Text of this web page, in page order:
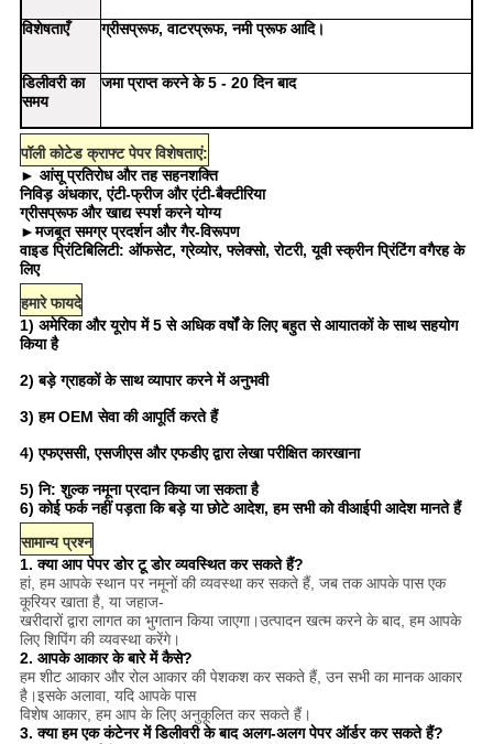
विशेषताएँ ग्रीसप्रूफ, वाटरप्रूफ, नमी प्रूफ आदि।
डिलीवरी का
समय
जमा प्राप्त करने के 5 - 20 दिन बाद
पॉली कोटेड क्राफ्ट पेपर विशेषताएं:
► आंसू प्रतिरोध और तह सहनशक्ति
निविड़ अंधकार, एंटी-फ्रीज और एंटी-बैक्टीरिया
ग्रीसप्रूफ और खाद्य स्पर्श करने योग्य
►मजबूत समग्र प्रदर्शन और गैर-विरूपण
वाइड प्रिंटिबिलिटी: ऑफसेट, ग्रेव्योर, फ्लेक्सो, रोटरी, यूवी स्क्रीन प्रिंटिंग वगैरह के
लिए
हमारे फायदे
1) अमेरिका और यूरोप में 5 से अधिक वर्षों के लिए बहुत से आयातकों के साथ सहयोग
किया है
2) बड़े ग्राहकों के साथ व्यापार करने में अनुभवी
3) हम OEM सेवा की आपूर्ति करते हैं
4) एफएससी, एसजीएस और एफडीए द्वारा लेखा परीक्षित कारखाना
5) नि: शुल्क नमूना प्रदान किया जा सकता है
6) कोई फर्क नहीं पड़ता कि बड़े या छोटे आदेश, हम सभी को वीआईपी आदेश मानते हैं
सामान्य प्रश्न
1. क्या आप पेपर डोर टू डोर व्यवस्थित कर सकते हैं?
हां, हम आपके स्थान पर नमूनों की व्यवस्था कर सकते हैं, जब तक आपके पास एक
कूरियर खाता है, या जहाज-
खरीदारों द्वारा लागत का भुगतान किया जाएगा।उत्पादन खत्म करने के बाद, हम आपके
लिए शिपिंग की व्यवस्था करेंगे।
2. आपके आकार के बारे में कैसे?
हम शीट आकार और रोल आकार की पेशकश कर सकते हैं, उन सभी का मानक आकार
है।इसके अलावा, यदि आपके पास
विशेष आकार, हम आप के लिए अनुकूलित कर सकते हैं।
3. क्या हम एक कंटेनर में डिलीवरी के बाद अलग-अलग पेपर ऑर्डर कर सकते हैं?